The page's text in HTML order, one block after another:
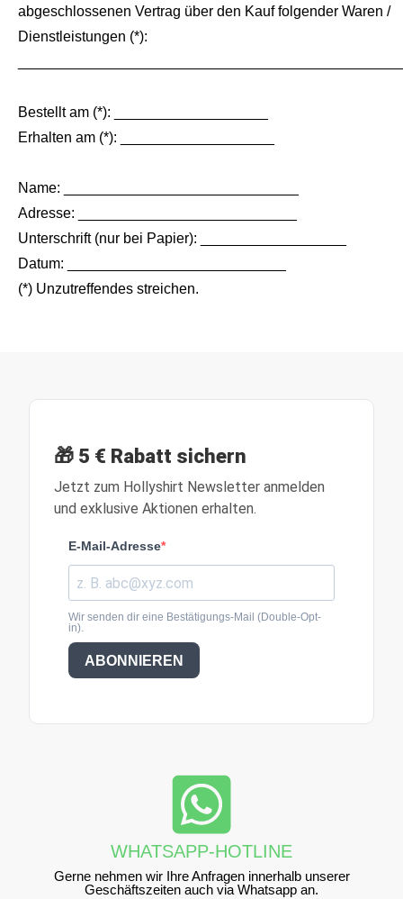
abgeschlossenen Vertrag über den Kauf folgender Waren /
Dienstleistungen (*):
Bestellt am (*): ___________________
Erhalten am (*): ___________________
Name: _____________________________
Adresse: ___________________________
Unterschrift (nur bei Papier): __________________
Datum: ___________________________
(*) Unzutreffendes streichen.
🎁 5 € Rabatt sichern
Jetzt zum Hollyshirt Newsletter anmelden
und exklusive Aktionen erhalten.
E-Mail-Adresse
Wir senden dir eine Bestätigungs-Mail (Double-Opt-
in).
ABONNIEREN
WHATSAPP-HOTLINE
Gerne nehmen wir Ihre Anfragen innerhalb unserer
Geschäftszeiten auch via Whatsapp an.